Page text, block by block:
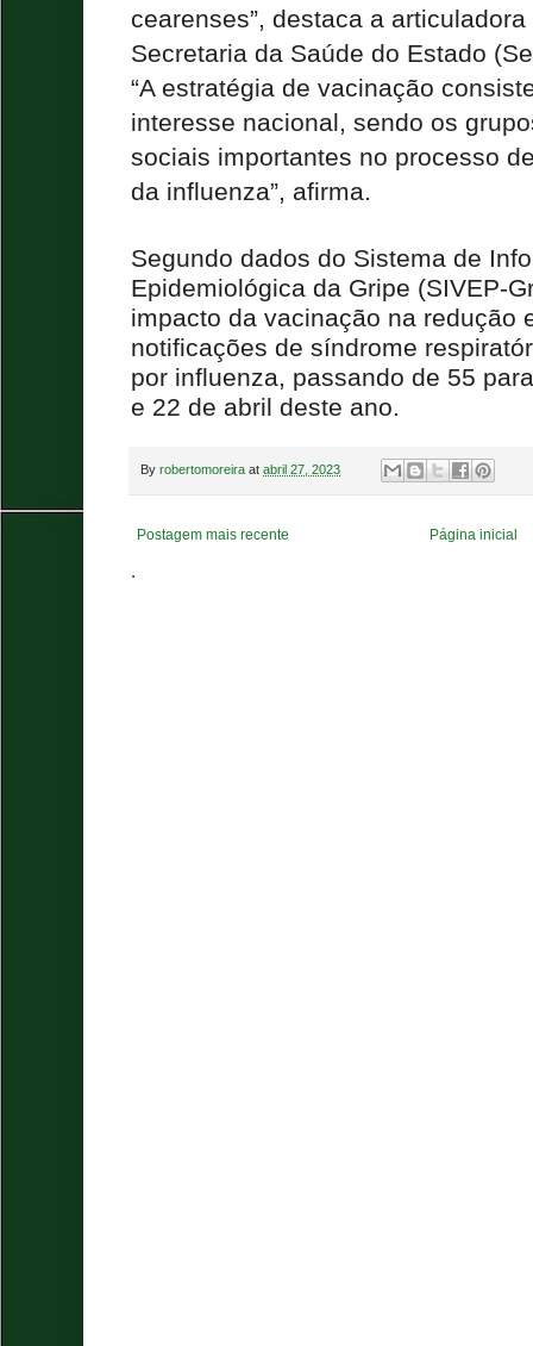
cearenses”, destaca a
Secretaria da Saúde do Estado
“A estratégia de vacinação
interesse nacional, sendo os
sociais importantes no processo
da influenza”, afirma.
Segundo dados do Sistema de
Epidemiológica da Gripe (SIVEP-
impacto da vacinação na redução
notificações de síndrome
por influenza, passando de 55
e 22 de abril deste ano.
By robertomoreira at abril 27, 2023
Postagem mais recente Página inicial
.